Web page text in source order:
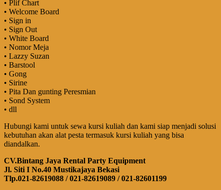
• Plif Chart
• Welcome Board
• Sign in
• Sign Out
• White Board
• Nomor Meja
• Lazzy Suzan
• Barstool
• Gong
• Sirine
• Pita Dan gunting Peresmian
• Sond System
• dll
Hubungi kami untuk sewa kursi kuliah dan kami siap menjadi solusi
kebutuhan akan alat pesta termasuk kursi kuliah yang bisa
diandalkan.
CV.Bintang Jaya Rental Party Equipment
Jl. Siti I No.40 Mustikajaya Bekasi
Tlp.021-82619088 / 021-82619089 / 021-82601199